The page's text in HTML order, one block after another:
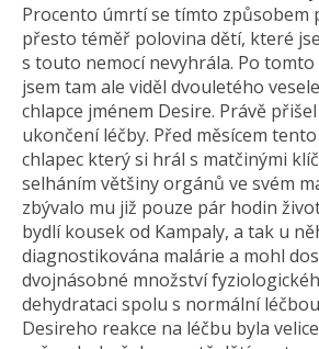
Procento úmrtí se tímto způsobem
přesto téměř polovina dětí, které
s touto nemocí nevyhrála. Po
jsem tam ale viděl dvouletého
chlapce jménem Desire. Právě
ukončení léčby. Před měsícem
chlapec který si hrál s matčinými
selháním většiny orgánů ve svém
zbývalo mu již pouze pár hodin
bydlí kousek od Kampaly, a tak u
diagnostikována malárie a mohl
dvojnásobné množství
dehydrataci spolu s normální
Desireho reakce na léčbu byla